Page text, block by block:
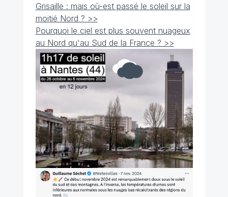
Grisaille : mais où-est passé le soleil sur la
moitié Nord ? >>
Pourquoi le ciel est plus souvent nuageux
au Nord qu'au Sud de la France ? >>